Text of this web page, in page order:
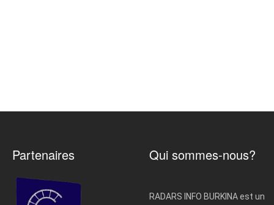
Partenaires Qui sommes-nous?
RADARS INFO BURKINA est un